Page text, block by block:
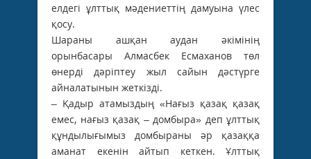
елдегі ұлттық мәдениеттің дамуына үлес
қосу.
Шараны ашқан аудан әкімінің
орынбасары Алмасбек Есмаханов төл
өнерді дәріптеу жыл сайын дәстүрге
айналатынын жеткізді.
– Қадыр атамыздың «Нағыз қазақ қазақ
емес, нағыз қазақ – домбыра» деп ұлттық
құндылығымыз домбыраны әр қазаққа
аманат екенін айтып кеткен. Ұлттық